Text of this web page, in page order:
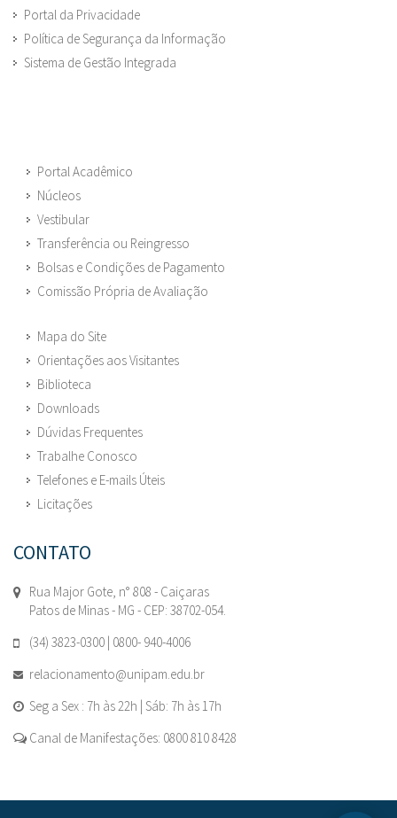
Portal da Privacidade
Política de Segurança da Informação
Sistema de Gestão Integrada
Portal Acadêmico
Núcleos
Vestibular
Transferência ou Reingresso
Bolsas e Condições de Pagamento
Comissão Própria de Avaliação
Mapa do Site
Orientações aos Visitantes
Biblioteca
Downloads
Dúvidas Frequentes
Trabalhe Conosco
Telefones e E-mails Úteis
Licitações
CONTATO
Rua Major Gote, n° 808 - Caiçaras
Patos de Minas - MG - CEP: 38702-054.
(34) 3823-0300 | 0800- 940-4006
relacionamento@unipam.edu.br
Seg a Sex : 7h às 22h | Sáb: 7h às 17h
Canal de Manifestações: 0800 810 8428